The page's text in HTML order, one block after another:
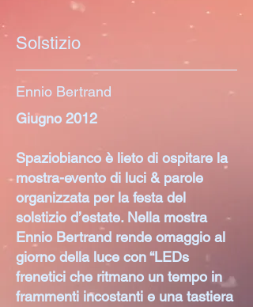
Solstizio
Ennio Bertrand
Giugno 2012
Spaziobianco è lieto di ospitare la
mostra-evento di luci & parole
organizzata per la festa del
solstizio d’estate. Nella mostra
Ennio Bertrand rende omaggio al
giorno della luce con “LEDs
frenetici che ritmano un tempo in
frammenti incostanti e una tastiera